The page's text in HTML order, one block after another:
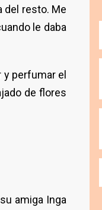
del resto. Me
le daba
y perfumar el
de flores
amiga Inga